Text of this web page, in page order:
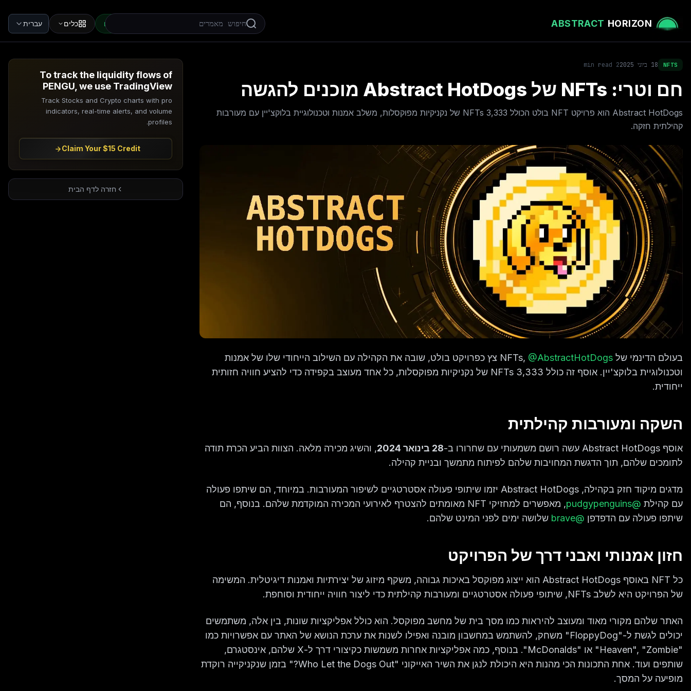
ABSTRACT HORIZON שותפים כלים עברית
NFTS 18 ביוני 2025 2
חם וטרי: NFTs של Abstract HotDogs מוכנים להגשה
Abstract HotDogs הוא פרויקט NFT בולט הכולל 3,333 NFTs של נקניקיות מפוקסלות, משלב אמנות וטכנולוגיית בלוקצ'יין עם מעורבות
קהילתית חזקה.
בעולם הדינמי של NFTs, @AbstractHotDogs
צץ כפרויקט בולט, שובה את הקהילה עם השילוב הייחודי שלו של אמנות
וטכנולוגיית בלוקצ'יין. אוסף זה כולל 3,333 NFTs של נקניקיות מפוקסלות, כל אחד מעוצב בקפידה כדי להציע חוויה חזותית
ייחודית.
השקה ומעורבות קהילתית
אוסף Abstract HotDogs עשה רושם משמעותי עם שחרורו ב- 28 בינואר 2024
, והשיג מכירה מלאה. הצוות הביע הכרת תודה
לתומכים שלהם, תוך הדגשת המחויבות שלהם לפיתוח מתמשך ובניית קהילה.
מדגים מיקוד חזק בקהילה, Abstract HotDogs יזמו שיתופי פעולה אסטרטגיים לשיפור המעורבות. במיוחד, הם שיתפו פעולה
עם קהילת @pudgypenguins
, מאפשרים למחזיקי NFT מאומתים להצטרף לאירועי המכירה המוקדמת שלהם. בנוסף, הם
שיתפו פעולה עם הדפדפן @brave שלושה ימים לפני המינט שלהם.
חזון אמנותי ואבני דרך של הפרויקט
כל NFT באוסף Abstract HotDogs הוא ייצוג מפוקסל באיכות גבוהה, משקף מיזוג של יצירתיות ואמנות דיגיטלית. המשימה
של הפרויקט היא לשלב NFTs, שיתופי פעולה אסטרטגיים ומעורבות קהילתית כדי ליצור חוויה ייחודית וסוחפת.
האתר שלהם מקורי מאוד ומעוצב להיראות כמו מסך בית של מחשב מפוקסל. הוא כולל אפליקציות שונות, בין אלה, משתמשים
יכולים לגשת ל-"FloppyDog" משחק, להשתמש במחשבון מובנה ואפילו לשנות את ערכת הנושא של האתר עם אפשרויות כמו
"Heaven", "Zombie" או "McDonalds". בנוסף, כמה אפליקציות אחרות משמשות כקיצורי דרך ל-X שלהם, אינסטגרם,
שותפים ועוד. אחת התכונות הכי מהנות היא היכולת לנגן את השיר האייקוני "Who Let the Dogs Out?" בזמן שנקניקייה רוקדת
מופיעה על המסך.
To track the liquidity flows of
PENGU, we use TradingView
Track Stocks and Crypto charts with pro
indicators, real-time alerts, and volume
profiles.
Claim Your $15 Credit
חזרה לדף הבית